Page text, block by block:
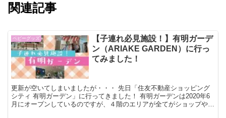
関連記事
ベビーグッズ
【子連れ必見施設！】有明ガーデ
ン（ARIAKE GARDEN）に行っ
てみました！
更新が空いてしまいましたが・・・ 先日「住友不動産ショッピング
シティ 有明ガーデン」に行ってきました！ 有明ガーデンは2020年6
月にオープンしているのですが、４階のエリアが全てがショップや遊